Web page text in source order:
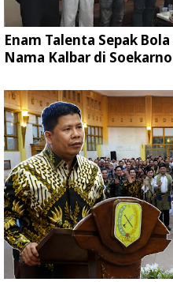
Enam Talenta Sepak
Nama Kalbar di